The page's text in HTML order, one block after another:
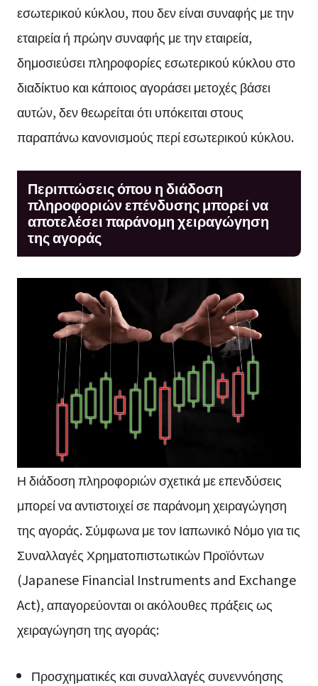
εσωτερικού κύκλου, που δεν είναι συναφής με την
εταιρεία ή πρώην συναφής με την εταιρεία,
δημοσιεύσει πληροφορίες εσωτερικού κύκλου στο
διαδίκτυο και κάποιος αγοράσει μετοχές βάσει
αυτών, δεν θεωρείται ότι υπόκειται στους
παραπάνω κανονισμούς περί εσωτερικού κύκλου.
Περιπτώσεις όπου η διάδοση
πληροφοριών επένδυσης μπορεί να
αποτελέσει παράνομη χειραγώγηση
της αγοράς
Η διάδοση πληροφοριών σχετικά με επενδύσεις
μπορεί να αντιστοιχεί σε παράνομη χειραγώγηση
της αγοράς. Σύμφωνα με τον Ιαπωνικό Νόμο για τις
Συναλλαγές Χρηματοπιστωτικών Προϊόντων
(Japanese Financial Instruments and Exchange
Act), απαγορεύονται οι ακόλουθες πράξεις ως
χειραγώγηση της αγοράς:
Προσχηματικές και συναλλαγές συνεννόησης